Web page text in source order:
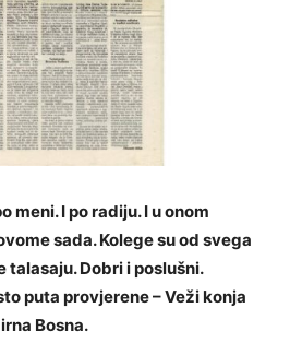
meni. I po radiju. I u onom
sada. Kolege su od svega
talasaju. Dobri i poslušni.
puta provjerene – Veži konja
Bosna.